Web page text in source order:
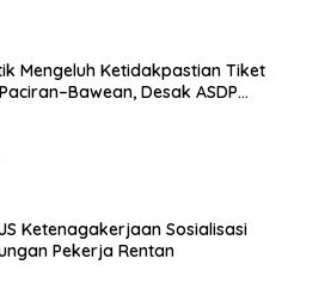
Mengeluh Ketidakpastian Tiket
Desak ASDP
Ketenagakerjaan Sosialisasi
Pekerja Rentan